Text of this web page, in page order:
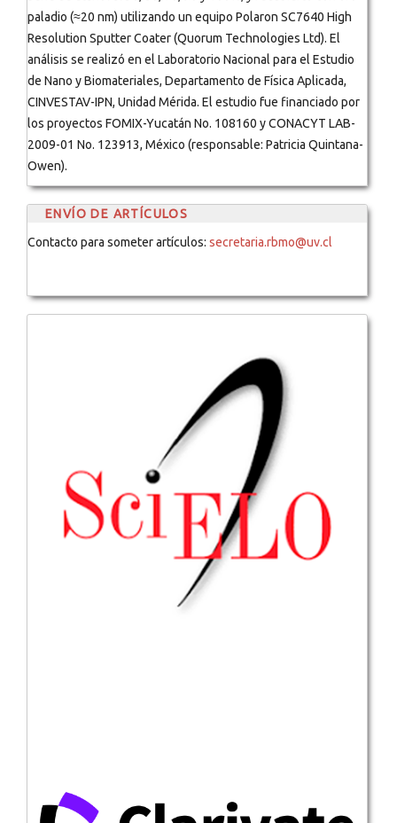
paladio (≈20 nm) utilizando un equipo Polaron SC7640 High
Resolution Sputter Coater (Quorum Technologies Ltd). El
análisis se realizó en el Laboratorio Nacional para el Estudio
de Nano y Biomateriales, Departamento de Física Aplicada,
CINVESTAV-IPN, Unidad Mérida. El estudio fue financiado por
los proyectos FOMIX-Yucatán No. 108160 y CONACYT LAB-
2009-01 No. 123913, México (responsable: Patricia Quintana-
Owen).
ENVÍO DE ARTÍCULOS
Contacto para someter artículos: secretaria.rbmo@uv.cl